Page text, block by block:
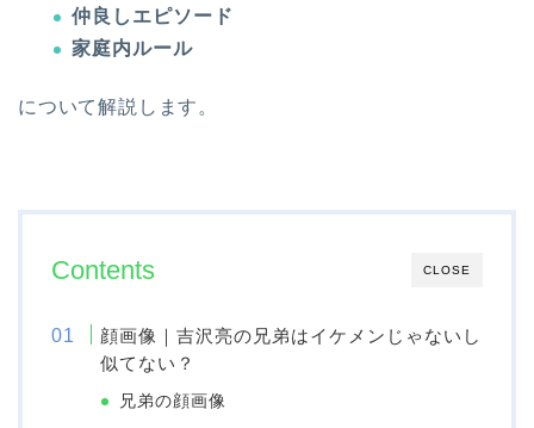
仲良しエピソード
家庭内ルール
について解説します。
CLOSE
Contents
顔画像｜吉沢亮の兄弟はイケメンじゃないし
似てない？
兄弟の顔画像